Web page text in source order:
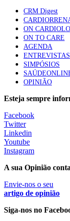
Quase
87
mama
61
MAIS NOTÍCIAS
Quase 11.900
nutricionista no
7 Ago, 2026|0
ULS de Coimbra
apoio robótico em
CRM Digest
ON
ON TO CARE
AGENDA
ENTREVISTAS
SIMPÓSIOS
OPINIÃO
Esteja sempre
Facebook
Twitter
Linkedin
Youtube
Instagram
A sua Opinião
Envie-nos o seu
artigo de opinião
Siga-nos no